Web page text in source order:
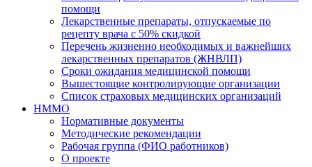
помощи
Лекарственные препараты, отпускаемые по
рецепту врача с 50% скидкой
Перечень жизненно необходимых и важнейших
лекарственных препаратов (ЖНВЛП)
Сроки ожидания медицинской помощи
Вышестоящие контролирующие организации
Список страховых медицинских организаций
НММО
Нормативные документы
Методические рекомендации
Рабочая группа (ФИО работников)
О проекте